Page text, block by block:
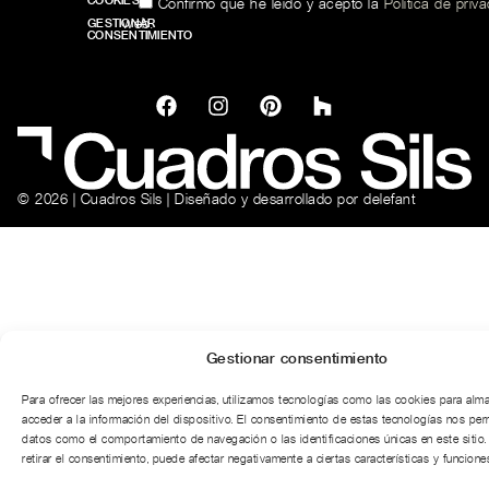
Gestionar consentimiento
Para ofrecer las mejores experiencias, utilizamos tecnologías como las cookies para
acceder a la información del dispositivo. El consentimiento de estas tecnologías nos
datos como el comportamiento de navegación o las identificaciones únicas en este
retirar el consentimiento, puede afectar negativamente a ciertas características y
GESTIONAR
CONSENTIMIENTO
Confirmo que he leído y acepto la Política de
web.
© 2026 | Cuadros Sils | Diseñado y desarrollado por delefant